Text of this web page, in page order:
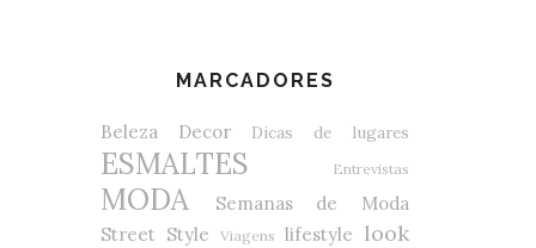
MARCADORES
Beleza Decor Dicas de lugares
ESMALTES Entrevistas
MODA
Semanas de Moda
Street Style
Viagens lifestyle look